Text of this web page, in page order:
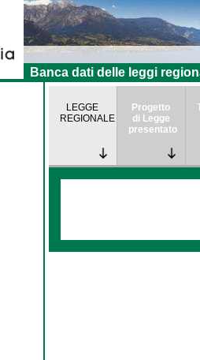
Banca dati delle leggi
LEGGE
REGIONALE
Progetto
di Legge
presentato